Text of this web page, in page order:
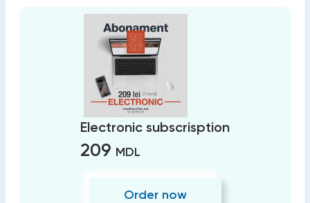
Electronic subscrisption
209 MDL
Order now